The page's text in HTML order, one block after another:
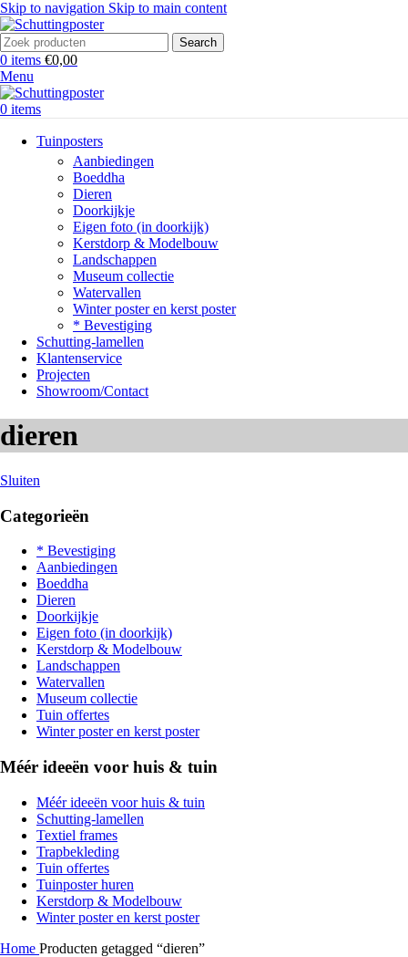
Skip to navigation Skip to main content
Search
0 items €0,00
Menu
0 items
Tuinposters
Aanbiedingen
Boeddha
Dieren
Doorkijkje
Eigen foto (in doorkijk)
Kerstdorp & Modelbouw
Landschappen
Museum collectie
Watervallen
Winter poster en kerst poster
* Bevestiging
Schutting-lamellen
Klantenservice
Projecten
Showroom/Contact
dieren
Sluiten
Categorieën
* Bevestiging
Aanbiedingen
Boeddha
Dieren
Doorkijkje
Eigen foto (in doorkijk)
Kerstdorp & Modelbouw
Landschappen
Watervallen
Museum collectie
Tuin offertes
Winter poster en kerst poster
Méér ideeën voor huis & tuin
Méér ideeën voor huis & tuin
Schutting-lamellen
Textiel frames
Trapbekleding
Tuin offertes
Tuinposter huren
Kerstdorp & Modelbouw
Winter poster en kerst poster
Home Producten getagged “dieren”